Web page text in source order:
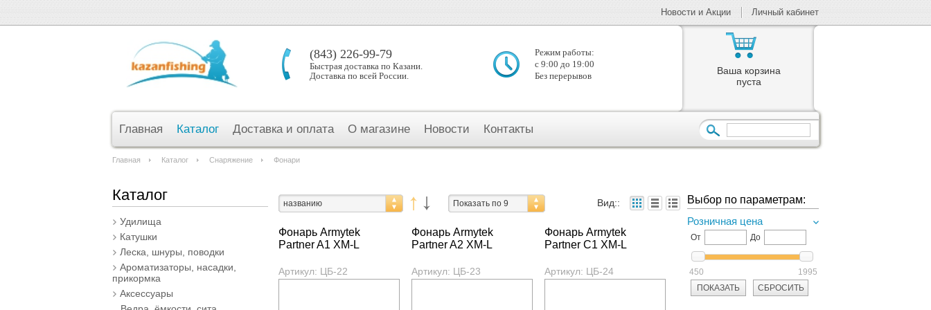
Личный кабинет
Новости и Акции
(843) 226-99-79
Быстрая доставка по Казани.
Доставка по всей России.
Режим работы:
с 9:00 до 19:00
Без перерывов
Ваша корзина
пуста
Главная Каталог Доставка и оплата О магазине Новости Контакты
Главная Каталог Снаряжение Фонари
Каталог
Удилища
Катушки
Леска, шнуры, поводки
Ароматизаторы, насадки,
прикормка
Аксессуары
Выбор по параметрам:
Розничная цена
От До
1995
450
названию Показать по 9 Вид::
Фонарь Armytek
Partner A1 XM-L
Артикул: ЦБ-22
Фонарь Armytek
Partner A2 XM-L
Артикул: ЦБ-23
Фонарь Armytek
Partner С1 XM-L
Артикул: ЦБ-24